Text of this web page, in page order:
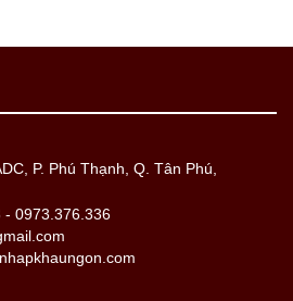
P. Phú Thạnh, Q. Tân Phú,
- 0973.376.336